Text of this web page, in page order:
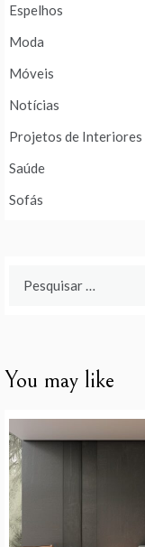
Espelhos
Moda
Móveis
Notícias
Projetos de Interiores
Saúde
Sofás
You may like